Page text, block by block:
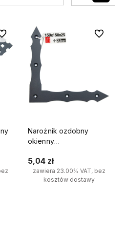
ulubionych
Narożnik ozdobny
okienny
5,04 zł
zawiera 23.00% VAT, bez
kosztów dostawy
Do